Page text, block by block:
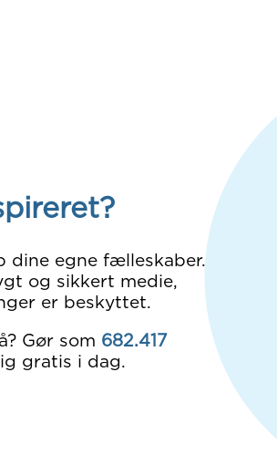
dine egne fælleskaber.
og sikkert medie,
er beskyttet.
Gør som 682.417
gratis i dag.